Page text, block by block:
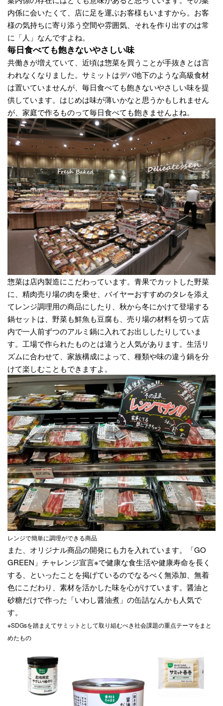
内係に会いたくて、店に足を運ぶお客様もいますから。お客
様の気持ちに寄り添う空間や雰囲気、それを作り出すのは常
に「人」なんですよね。
毎日食べても飽きないやさしい味
共働きが増えていて、近頃は惣菜を買うことが手抜きとは言
われなくなりました。サミットはデパ地下のような高級食材
は置いていませんが、毎日食べても飽きないやさしい味を提
供しています。はじめは味が薄いかなと思うかもしれません
が、家庭で作るものって毎日食べても飽きませんよね。
惣菜は店内製造にこだわっています。青果でカットした野菜
に、精肉売り場の肉を乗せ、バイヤーおすすめのタレを添え
てレンジ調理用の商品にしたり、秋から冬にかけて登場する
鍋セットは、野菜も鮮魚も豆腐も、売り場の材料を切って店
内で一人前ずつのアルミ鍋に入れてお出ししたりしていま
す。工場で作られたものとは違うと人気があります。生活リ
ズムに合わせて、家族構成によって、種類や味の違う鍋を分
けて楽しむこともできますよ。
レンジで簡単に調理ができる商品
また、オリジナル商品の開発にも力を入れています。「GO
GREEN」チャレンジ宣言※で健康な食生活や健康寿命を長く
する、といったことを掲げているのでなるべく無添加、無着
色にこだわり、素材を活かした味を心がけています。醤油と
砂糖だけで作った「いわし醤油煮」の缶詰なんかも人気で
す。
※SDGsを踏まえてサミットとして取り組むべき社会課題の重点テーマをまと
めたもの